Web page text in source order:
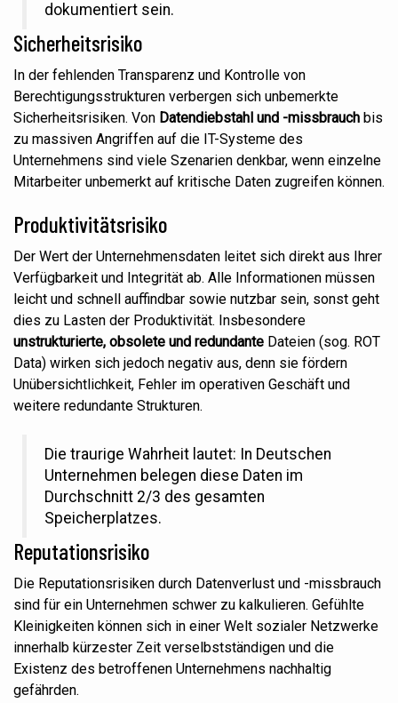
dokumentiert sein.
Sicherheitsrisiko
In der fehlenden Transparenz und Kontrolle von
Berechtigungsstrukturen verbergen sich unbemerkte
Sicherheitsrisiken. Von Datendiebstahl und -missbrauch bis
zu massiven Angriffen auf die IT-Systeme des
Unternehmens sind viele Szenarien denkbar, wenn einzelne
Mitarbeiter unbemerkt auf kritische Daten zugreifen können.
Produktivitätsrisiko
Der Wert der Unternehmensdaten leitet sich direkt aus Ihrer
Verfügbarkeit und Integrität ab. Alle Informationen müssen
leicht und schnell auffindbar sowie nutzbar sein, sonst geht
dies zu Lasten der Produktivität. Insbesondere
unstrukturierte, obsolete und redundante Dateien (sog. ROT
Data) wirken sich jedoch negativ aus, denn sie fördern
Unübersichtlichkeit, Fehler im operativen Geschäft und
weitere redundante Strukturen.
Die traurige Wahrheit lautet: In Deutschen
Unternehmen belegen diese Daten im
Durchschnitt 2/3 des gesamten
Speicherplatzes.
Reputationsrisiko
Die Reputationsrisiken durch Datenverlust und -missbrauch
sind für ein Unternehmen schwer zu kalkulieren. Gefühlte
Kleinigkeiten können sich in einer Welt sozialer Netzwerke
innerhalb kürzester Zeit verselbstständigen und die
Existenz des betroffenen Unternehmens nachhaltig
gefährden.